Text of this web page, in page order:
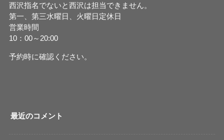
西沢指名でないと西沢は担当できません。
第一、第三水曜日、火曜日定休日
営業時間
10：00～20:00
予約時に確認ください。
最近のコメント